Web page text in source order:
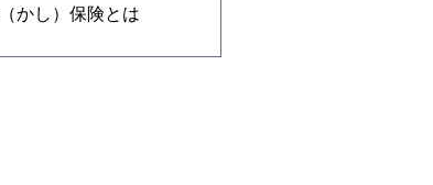
かし）保険とは